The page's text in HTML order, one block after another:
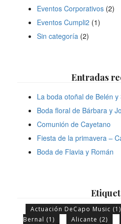
Eventos Corporativos (2)
Eventos Cumpli2 (1)
Sin categoría (2)
Entradas
La boda otoñal de Belén y
Boda floral de Bárbara y
Comunión de Cayetano
Fiesta de la primavera –
Boda de Flavia y Román
Actuación DeCapo Music (1)
Bernal (1) Alicante (2)